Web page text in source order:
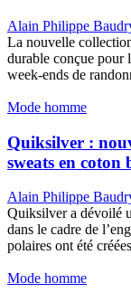
Alain Philippe
La nouvelle
durable conçue pour
week-ends de
Mode homme
Quiksilver :
sweats en coton
Alain Philippe
Quiksilver a dévoilé
dans le cadre de
polaires ont été
Mode homme